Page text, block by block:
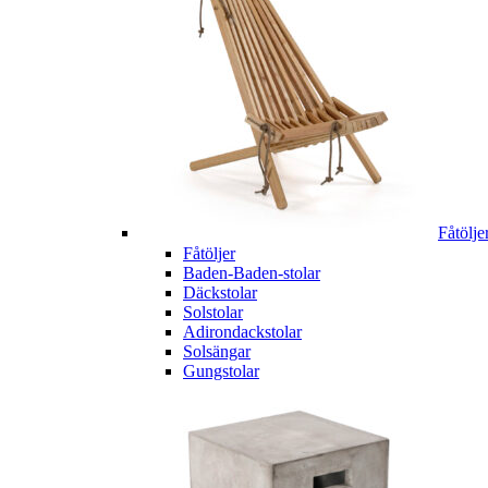
Fåtöljer
Baden-Baden-stolar
Däckstolar
Solstolar
Adirondackstolar
Solsängar
Gungstolar